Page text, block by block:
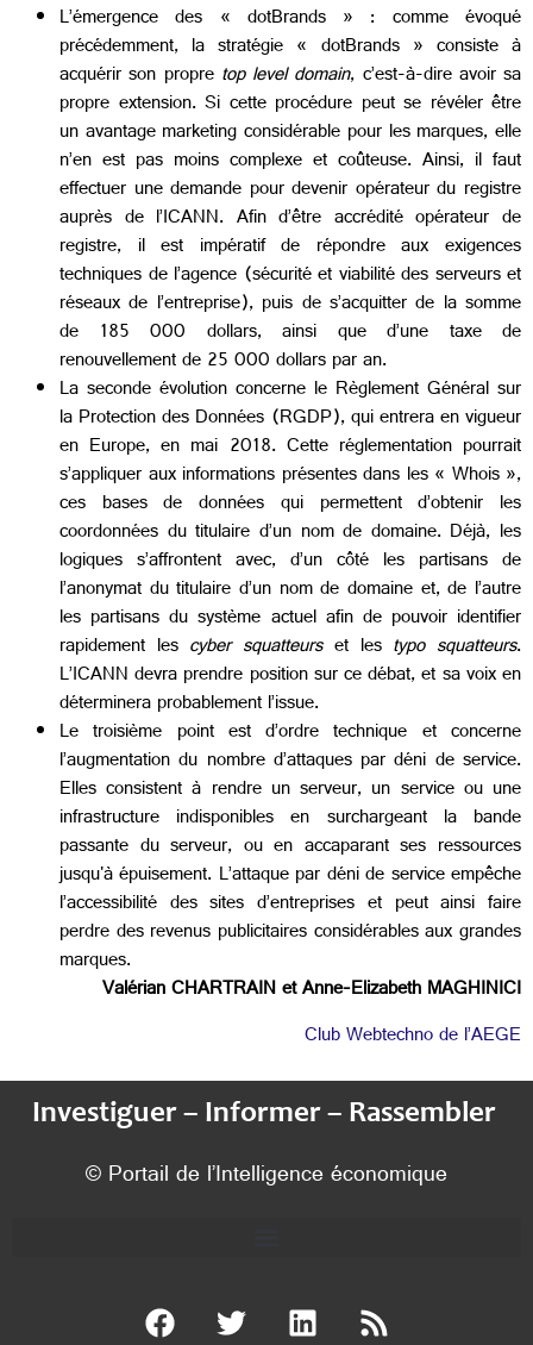
L’émergence des « dotBrands » : comme évoqué
précédemment, la stratégie « dotBrands » consiste à
acquérir son propre top level domain, c’est-à-dire avoir sa
propre extension. Si cette procédure peut se révéler être
un avantage marketing considérable pour les marques, elle
n’en est pas moins complexe et coûteuse. Ainsi, il faut
effectuer une demande pour devenir opérateur du registre
auprès de l’ICANN. Afin d’être accrédité opérateur de
registre, il est impératif de répondre aux exigences
techniques de l’agence (sécurité et viabilité des serveurs et
réseaux de l’entreprise), puis de s’acquitter de la somme
de 185 000 dollars, ainsi que d’une taxe de
renouvellement de 25 000 dollars par an.
La seconde évolution concerne le Règlement Général sur
la Protection des Données (RGDP), qui entrera en vigueur
en Europe, en mai 2018. Cette réglementation pourrait
s’appliquer aux informations présentes dans les « Whois »,
ces bases de données qui permettent d’obtenir les
coordonnées du titulaire d’un nom de domaine. Déjà, les
logiques s’affrontent avec, d’un côté les partisans de
l’anonymat du titulaire d’un nom de domaine et, de l’autre
les partisans du système actuel afin de pouvoir identifier
rapidement les cyber squatteurset les typo squatteurs.
L’ICANN devra prendre position sur ce débat, et sa voix en
déterminera probablement l’issue.
Le troisième point est d’ordre technique et concerne
l’augmentation du nombre d’attaques par déni de service.
Elles consistent à rendre un serveur, un service ou une
infrastructure indisponibles en surchargeant la bande
passante du serveur, ou en accaparant ses ressources
jusqu'à épuisement. L’attaque par déni de service empêche
l’accessibilité des sites d’entreprises et peut ainsi faire
perdre des revenus publicitaires considérables aux grandes
marques.
Valérian CHARTRAIN et Anne-Elizabeth MAGHINICI
Club Webtechno de l’AEGE
Investiguer – Informer – Rassembler
© Portail de l’Intelligence économique